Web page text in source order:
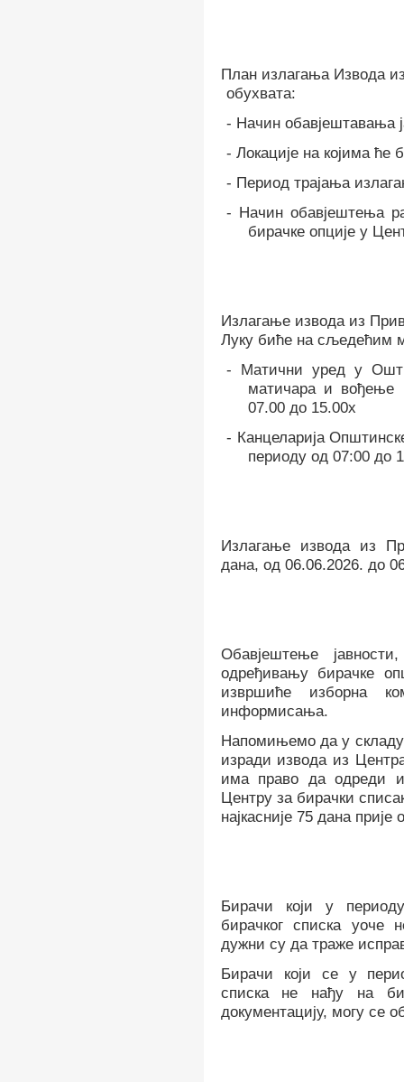
План излагања Извода
обухвата:
- Начин обавјештавања
- Локације на којима ће
- Период трајања
- Начин обавјештења
бирачке опције у
Излагање извода из
Луку биће на сљедећим
-
Матични уред у
матичара и
07.00 до 15.00х
- Канцеларија
периоду од 07:00 до
Излагање извода из
дана, од 06.06.2026. до
Обавјештење
одређивању бирачке
извршиће изборна
информисања.
Напомињемо да у
изради извода из
има право да одреди
Центру за бирачки
најкасније 75 дана
Бирачи који у
бирачког списка уоче
дужни су да траже
Бирачи који се у
списка не нађу на
документацију, могу се